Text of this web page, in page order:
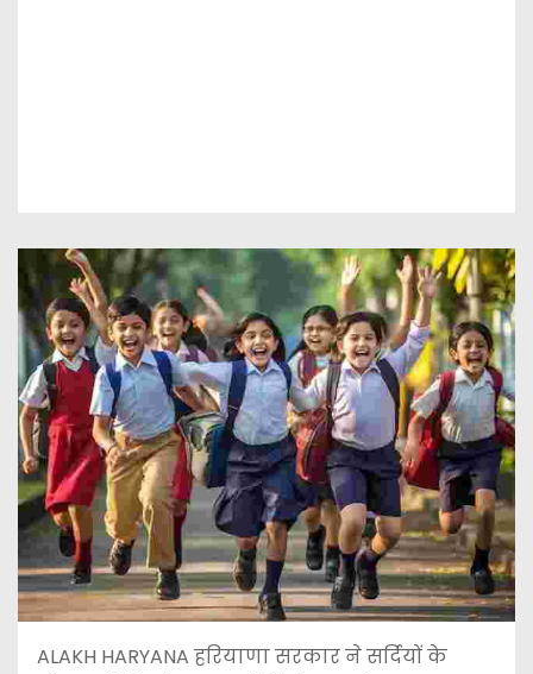
ALAKH HARYANA हरियाणा सरकार ने सर्दियों के